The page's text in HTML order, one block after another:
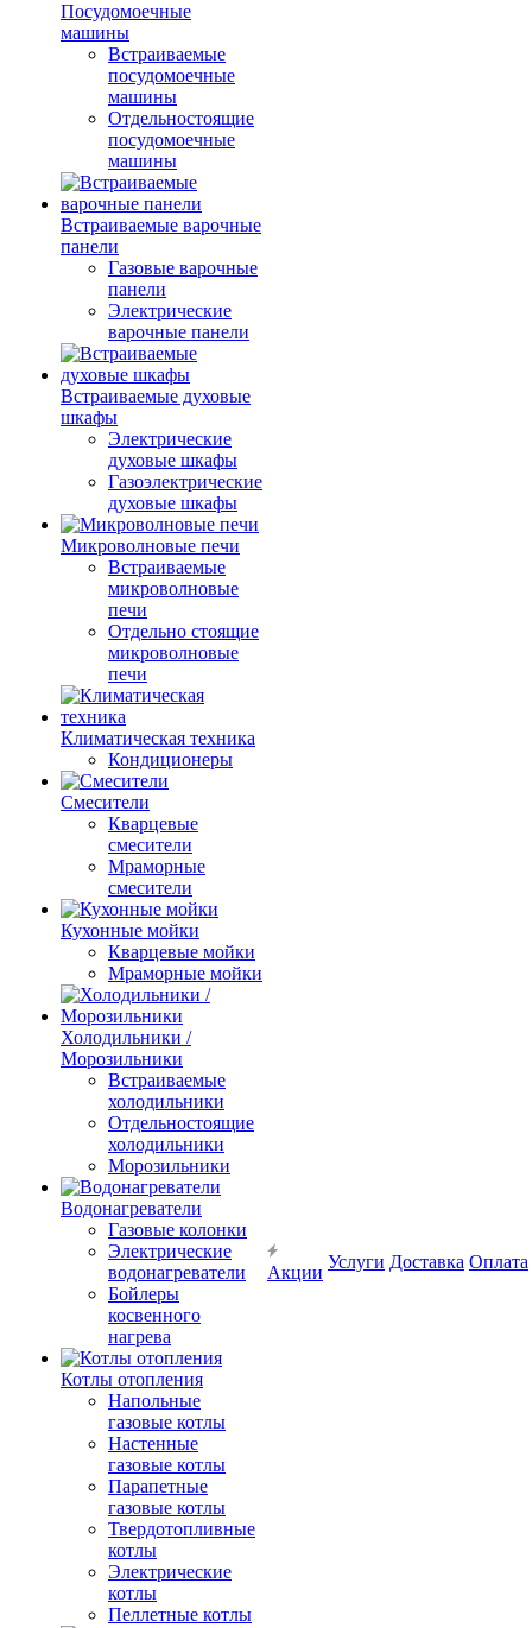
Посудомоечные
машины
Встраиваемые
посудомоечные
машины
Отдельностоящие
посудомоечные
машины
Встраиваемые варочные
панели
Газовые варочные
панели
Электрические
варочные панели
Встраиваемые духовые
шкафы
Электрические
духовые шкафы
Газоэлектрические
духовые шкафы
Микроволновые печи
Встраиваемые
микроволновые
печи
Отдельно стоящие
микроволновые
печи
Климатическая техника
Кондиционеры
Смесители
Кварцевые
смесители
Мраморные
смесители
Кухонные мойки
Кварцевые мойки
Мраморные мойки
Холодильники /
Морозильники
Встраиваемые
холодильники
Отдельностоящие
холодильники
Морозильники
Водонагреватели
Газовые колонки
Электрические
водонагреватели
Бойлеры
косвенного
нагрева
Котлы отопления
Напольные
газовые котлы
Настенные
газовые котлы
Парапетные
газовые котлы
Твердотопливные
котлы
Электрические
котлы
Пеллетные котлы
Акции
Услуги Доставка Оплата